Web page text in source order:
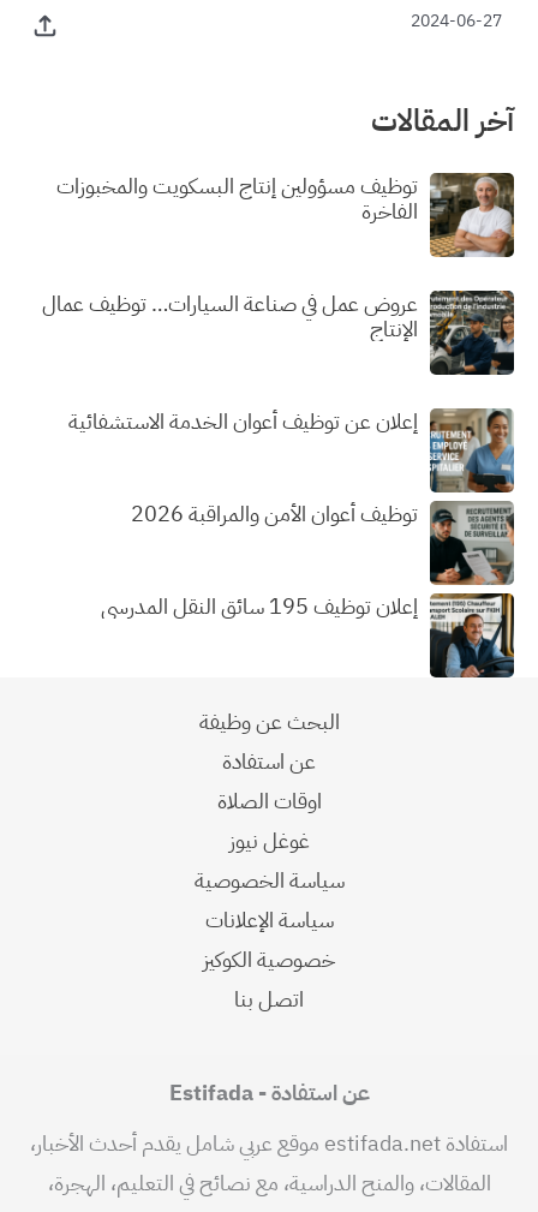
2024-06-27
آخر المقالات
توظيف مسؤولين إنتاج البسكويت والمخبوزات
الفاخرة
عروض عمل في صناعة السيارات… توظيف عمال
الإنتاج
إعلان عن توظيف أعوان الخدمة الاستشفائية
توظيف أعوان الأمن والمراقبة 2026
إعلان توظيف 195 سائق النقل المدرسي
البحث عن وظيفة
عن استفادة
اوقات الصلاة
غوغل نيوز
سياسة الخصوصية
سياسة الإعلانات
خصوصية الكوكيز
اتصل بنا
عن استفادة - Estifada
استفادة estifada.net موقع عربي شامل يقدم أحدث الأخبار،
المقالات، والمنح الدراسية، مع نصائح في التعليم، الهجرة،